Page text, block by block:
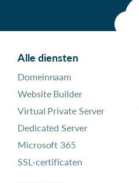
Alle diensten
Domeinnaam
Website Builder
Virtual Private Server
Dedicated Server
Microsoft 365
SSL-certificaten